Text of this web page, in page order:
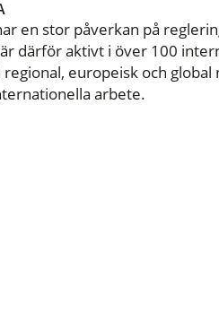
en stor påverkan på
därför aktivt i över 100
europeisk och global
arbete.